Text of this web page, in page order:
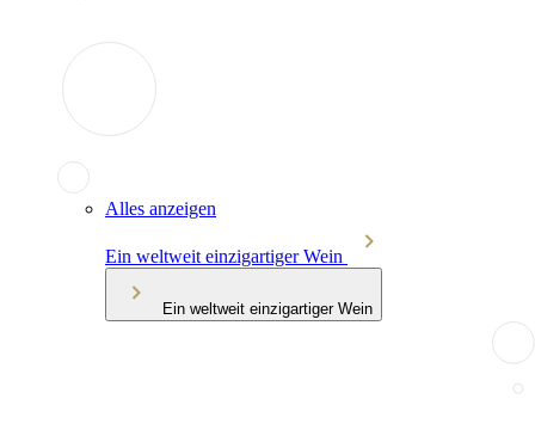
Alles anzeigen
Ein weltweit einzigartiger Wein
Ein weltweit einzigartiger Wein